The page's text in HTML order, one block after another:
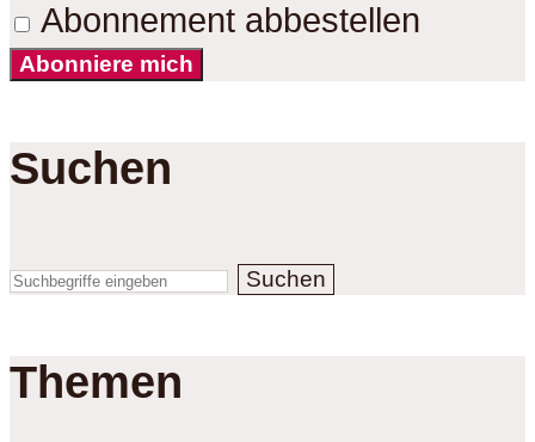
Abonnement abbestellen
Abonniere mich
Suchen
Suchen
Themen